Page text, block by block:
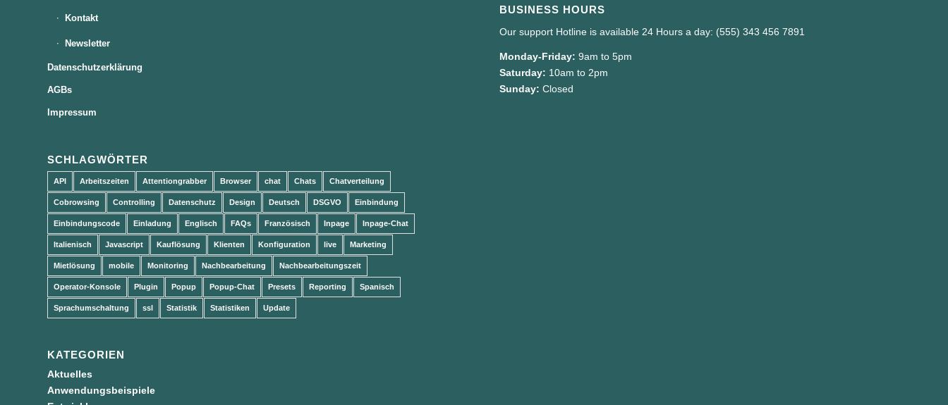
Kontakt
Newsletter
Datenschutzerklärung
AGBs
Impressum
SCHLAGWÖRTER
API Arbeitszeiten Attentiongrabber Browser chat Chats Chatverteilung
Cobrowsing Controlling Datenschutz Design Deutsch DSGVO Einbindung
Einbindungscode Einladung Englisch FAQs Französisch Inpage Inpage-Chat
Italienisch Javascript Kauflösung Klienten Konfiguration live Marketing
Mietlösung mobile Monitoring Nachbearbeitung Nachbearbeitungszeit
Operator-Konsole Plugin Popup Popup-Chat Presets Reporting Spanisch
Sprachumschaltung ssl Statistik Statistiken Update
KATEGORIEN
Aktuelles
Anwendungsbeispiele
BUSINESS HOURS
Our support Hotline is available 24 Hours a day: (555) 343 456 7891
Monday-Friday:9am to 5pm
Saturday: 10am to 2pm
Sunday:Closed